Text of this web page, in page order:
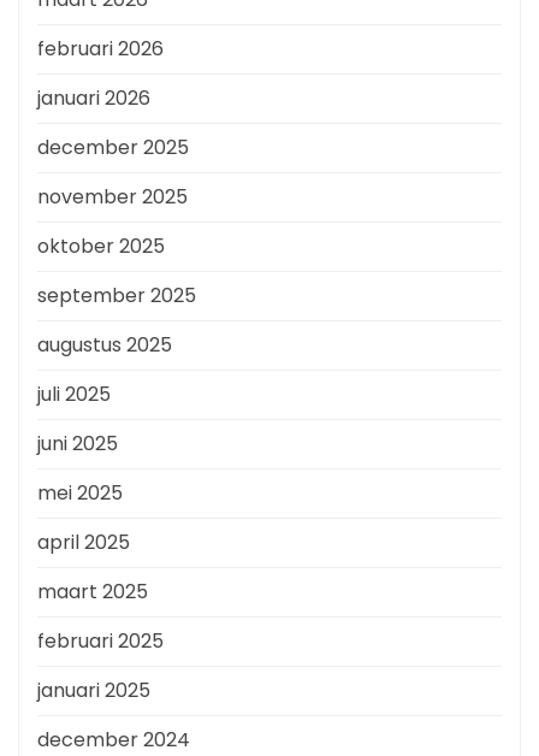
februari 2026
januari 2026
december 2025
november 2025
oktober 2025
september 2025
augustus 2025
juli 2025
juni 2025
mei 2025
april 2025
maart 2025
februari 2025
januari 2025
december 2024